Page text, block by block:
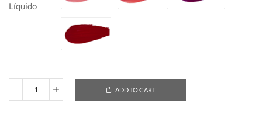
Líquido
ADD TO CART